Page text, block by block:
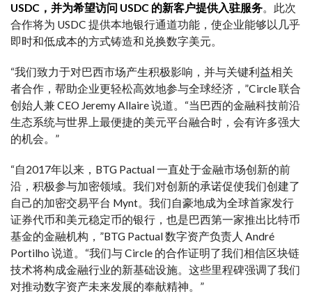
USDC，并为希望访问 USDC 的新客户提供入驻服务。此次
合作将为 USDC 提供本地银行通道功能，使企业能够以几乎
即时和低成本的方式铸造和兑换数字美元。
“我们致力于对巴西市场产生积极影响，并与关键利益相关
者合作，帮助企业更轻松高效地参与全球经济，”Circle 联合
创始人兼 CEO Jeremy Allaire 说道。“当巴西的金融科技前沿
生态系统与世界上最便捷的美元平台融合时，会有许多强大
的机会。”
“自2017年以来，BTG Pactual 一直处于金融市场创新的前
沿，积极参与加密领域。我们对创新的承诺促使我们创建了
自己的加密交易平台 Mynt。我们自豪地成为全球首家发行
证券代币和美元稳定币的银行，也是巴西第一家推出比特币
基金的金融机构，”BTG Pactual 数字资产负责人 André
Portilho 说道。“我们与 Circle 的合作证明了我们相信区块链
技术将构成金融行业的新基础设施。这些里程碑强调了我们
对推动数字资产未来发展的奉献精神。”